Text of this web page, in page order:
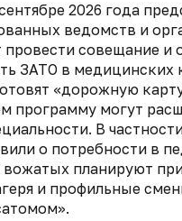
2026 года
ведомств и
провести совещание и
ЗАТО в медицинских
«дорожную
программу могут
В
о потребности в
вожатых планируют
и профильные